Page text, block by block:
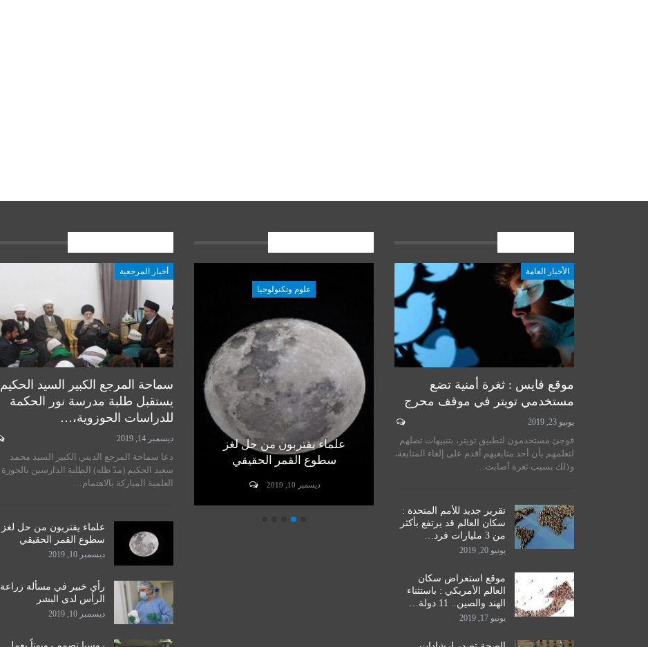
الأخبار العامة
موقع فايس : ثغرة أمنية تضع
مستخدمي تويتر في موقف محرج
يونيو 23, 2019
فوجئ مستخدمون لتطبيق تويتر، بتنبيهات تصلهم
لتعلمهم بأن أحد متابعيهم أقدم على إلغاء المتابعة،
وذلك بسبب ثغرة أصابت…
تقرير جديد للأمم المتحدة :
سكان العالم قد يرتفع بأكثر
من 3 مليارات فرد…
يونيو 20, 2019
موقع استعراض سكان
العالم الأمريكي : باستثناء
الهند والصين.. 11 دولة…
يونيو 17, 2019
أخبار المرجعية
سماحة المرجع الكبير السيد
الحكيم يستقبل طلبة مدرسة نور
الحكمة للدراسات الحوزوية،…
علوم وتكنولوجيا
علماء يقتربون من حل لغز
سطوع القمر الحقيقي
ديسمبر 10, 2019
رأي خبير في مسألة زراعة
الرأس لدى البشر
ديسمبر 10, 2019
أخبار المرجعية
سماحة المرجع الكبير السيد الحكيم
يستقبل طلبة مدرسة نور الحكمة
للدراسات الحوزوية،…
ديسمبر 14, 2019
دعا سماحة المرجع الديني الكبير السيد محمد
سعيد الحكيم (مدّ ظله) الطلبة الدارسين بالحوزة
العلمية المباركة بالاهتمام…
علماء يقتربون من حل لغز
سطوع القمر الحقيقي
ديسمبر 10, 2019
رأي خبير في مسألة زراعة
الرأس لدى البشر
ديسمبر 10, 2019